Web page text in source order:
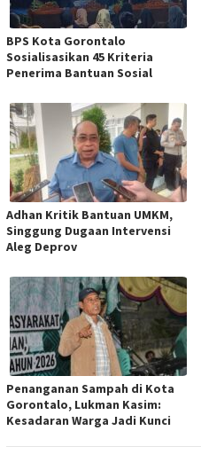
BPS Kota Gorontalo
Sosialisasikan 45 Kriteria
Penerima Bantuan Sosial
Adhan Kritik Bantuan UMKM,
Singgung Dugaan Intervensi
Aleg Deprov
Penanganan Sampah di Kota
Gorontalo, Lukman Kasim:
Kesadaran Warga Jadi Kunci